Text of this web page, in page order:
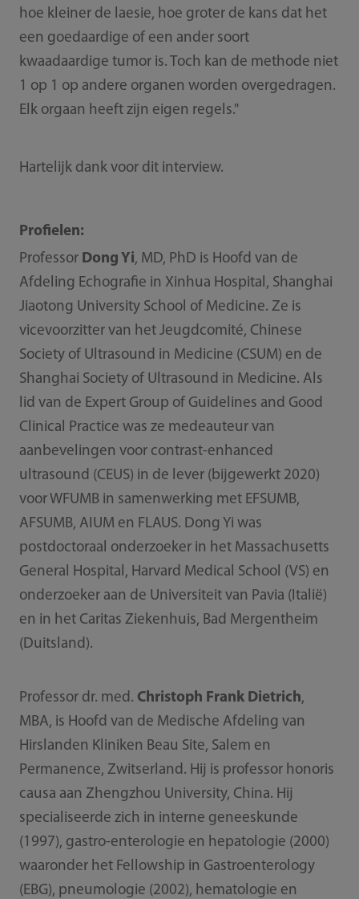
hoe kleiner de laesie, hoe groter de kans dat het
een goedaardige of een ander soort
kwaadaardige tumor is. Toch kan de methode niet
1 op 1 op andere organen worden overgedragen.
Elk orgaan heeft zijn eigen regels."
Hartelijk dank voor dit interview.
Profielen:
Professor Dong Yi, MD, PhD is Hoofd van de
Afdeling Echografie in Xinhua Hospital, Shanghai
Jiaotong University School of Medicine. Ze is
vicevoorzitter van het Jeugdcomité, Chinese
Society of Ultrasound in Medicine (CSUM) en de
Shanghai Society of Ultrasound in Medicine. Als
lid van de Expert Group of Guidelines and Good
Clinical Practice was ze medeauteur van
aanbevelingen voor contrast-enhanced
ultrasound (CEUS) in de lever (bijgewerkt 2020)
voor WFUMB in samenwerking met EFSUMB,
AFSUMB, AIUM en FLAUS. Dong Yi was
postdoctoraal onderzoeker in het Massachusetts
General Hospital, Harvard Medical School (VS) en
onderzoeker aan de Universiteit van Pavia (Italië)
en in het Caritas Ziekenhuis, Bad Mergentheim
(Duitsland).
Professor dr. med. Christoph Frank Dietrich,
MBA, is Hoofd van de Medische Afdeling van
Hirslanden Kliniken Beau Site, Salem en
Permanence, Zwitserland. Hij is professor honoris
causa aan Zhengzhou University, China. Hij
specialiseerde zich in interne geneeskunde
(1997), gastro-enterologie en hepatologie (2000)
waaronder het Fellowship in Gastroenterology
(EBG), pneumologie (2002), hematologie en